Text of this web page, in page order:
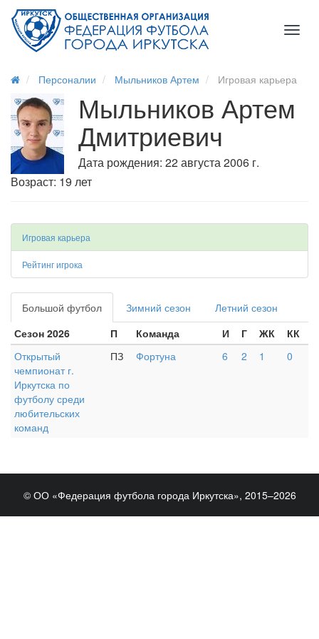
Персоналии Мыльников Артем Игровая карьера
Мыльников Артем
Дмитриевич
Дата рождения: 22 августа 2006 г.
Возраст: 19 лет
Игровая карьера
Рейтинг игрока
Большой футбол Зимний сезон
Летний сезон
Сезон 2026
П Команда И Г ЖК
КК
Открытый
чемпионат г.
Иркутска по
футболу среди
любительских
команд
ПЗ Фортуна 6 2 1 0
© ОО «Федерация футбола города Иркутска», 2015–2026